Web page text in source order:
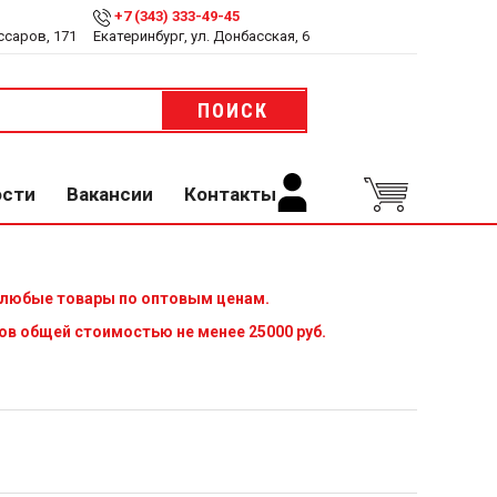
171
+7 (343) 333-49-45
Екатеринбург, ул. Донбасская, 6
ПОИСК
Вакансии Контакты
товары по оптовым ценам.
общей стоимостью не менее 25000 руб.